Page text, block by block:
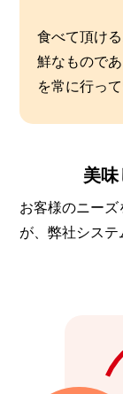
食べて頂け
鮮なもので
を常に行って
美
お客様のニー
が、弊社システ